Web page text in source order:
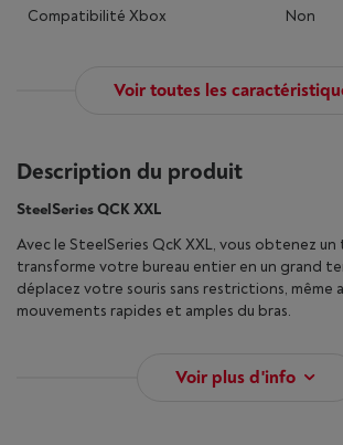
Compatibilité Xbox Non
Voir toutes les
Description du produit
SteelSeries QCK XXL
Avec le SteelSeries QcK XXL, vous obtenez un
transforme votre bureau entier en un grand
déplacez votre souris sans restrictions, même
mouvements rapides et amples du bras.
Voir plus d'info